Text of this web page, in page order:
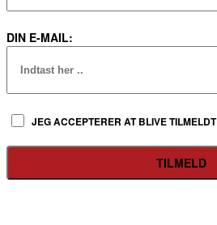
DIN E-MAIL:
JEG ACCEPTERER AT BLIVE TILMELDT